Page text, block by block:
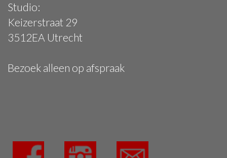
Studio:
Keizerstraat 29
3512EA Utrecht
Bezoek alleen op afspraak